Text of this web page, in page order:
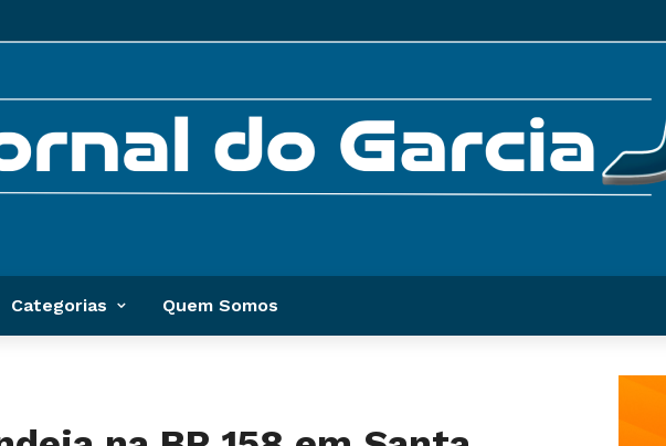
Categorias Quem Somos